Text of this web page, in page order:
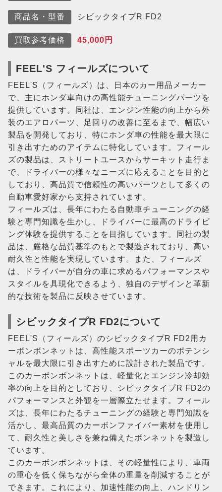
商品名・型番 シビックタイプR FD2
買取参考価格 45,000円
FEEL'S フィールズについて
FEEL'S（フィールズ）は、日本のカー用品メーカー
で、主にホンダ車向けの高性能チューニングパーツを
提供しています。同社は、エンジン性能の向上から外
装のエアロパーツ、足回りの改善に至るまで、幅広い
製品を開発しており、特にホンダ車の性能を最大限に
引き出すためのアイテムに特化しています。フィール
ズの製品は、ストリートユースからサーキット走行ま
で、ドライバーの様々なニーズに応えることを目的と
しており、高品質で信頼性の高いパーツとして多くの
自動車愛好家から支持されています。
フィールズは、長年にわたる自動車チューニングの経
験と専門知識を生かし、ドライバーに最高のドライビ
ング体験を提供することを目指しています。同社の製
品は、厳格な品質基準のもとで製造されており、高い
耐久性と性能を実現しています。また、フィールズ
は、ドライバーが自分の車に求めるパフォーマンスや
スタイルを具現化できるよう、独自のデザインと革新
的な技術を製品に反映させています。
シビックタイプR FD2について
FEEL'S（フィールズ）のシビックタイプR FD2用カ
ーボンボンネットは、高性能スポーツカーのポテンシ
ャルを最大限に引き出すために設計された製品です。
このカーボンボンネットは、軽量化とエンジン冷却効
率の向上を目的としており、シビックタイプR FD2の
パフォーマンスと外観を一層際立たせます。フィール
ズは、長年にわたるチューニングの経験と専門知識を
活かし、最高品質のカーボンファイバー素材を使用し
て、耐久性と美しさを兼ね備えたボンネットを製造し
ています。
このカーボンボンネットは、その軽量性により、車両
の重心を低く保ちながら全体の重量を削減することが
できます。これにより、加速性能の向上、ハンドリン